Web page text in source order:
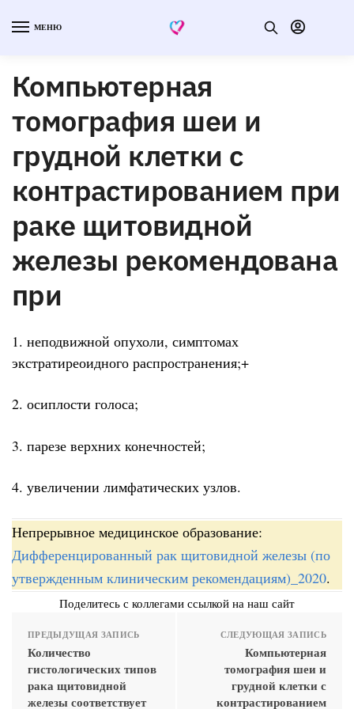
МЕНЮ
Компьютерная
томография шеи и
грудной клетки с
контрастированием при
раке щитовидной
железы рекомендована
при
1. неподвижной опухоли, симптомах
экстратиреоидного распространения;+
2. осиплости голоса;
3. парезе верхних конечностей;
4. увеличении лимфатических узлов.
Непрерывное медицинское образование:
Дифференцированный рак щитовидной железы (по
утвержденным клиническим рекомендациям)_2020.
Поделитесь с коллегами ссылкой на наш сайт
ПРЕДЫДУЩАЯ ЗАПИСЬ
Количество
гистологических типов
рака щитовидной
железы соответствует
СЛЕДУЮЩАЯ ЗАПИСЬ
Компьютерная
томография шеи и
грудной клетки с
контрастированием